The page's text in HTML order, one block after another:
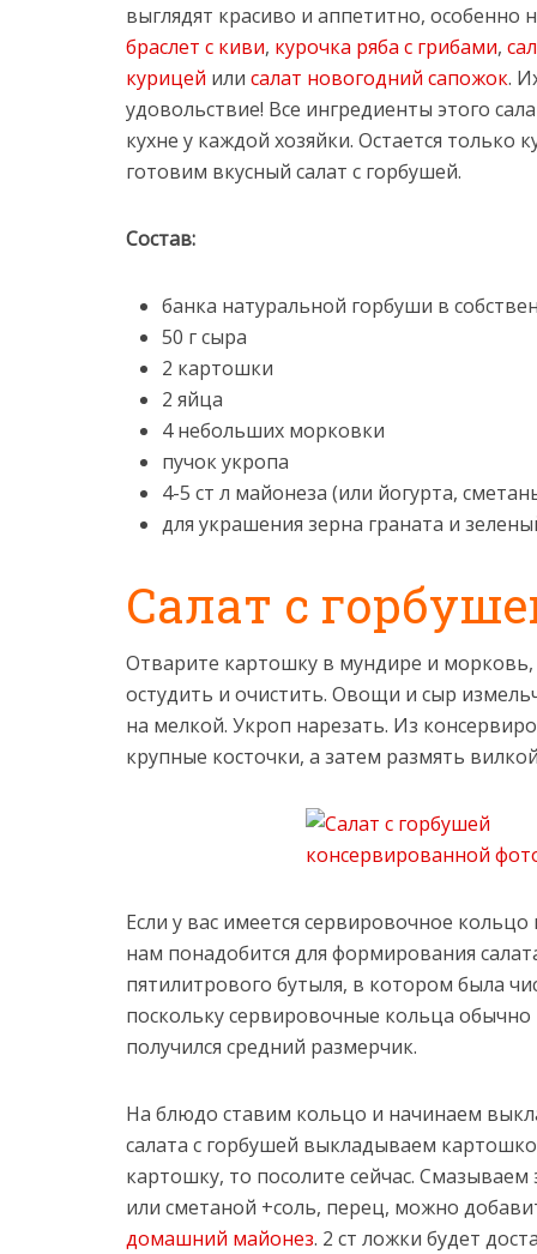
выглядят красиво и аппетитно, особенно
браслет с киви, курочка ряба с грибами,
курицей или салат новогодний сапожок.
удовольствие! Все ингредиенты этого
кухне у каждой хозяйки. Остается только
готовим вкусный салат с горбушей.
Состав:
банка натуральной горбуши в
50 г сыра
2 картошки
2 яйца
4 небольших морковки
пучок укропа
4-5 ст л майонеза (или йогурта,
для украшения зерна граната и
Салат с
Отварите картошку в мундире и морковь,
остудить и очистить. Овощи и сыр
на мелкой. Укроп нарезать. Из
крупные косточки, а затем размять
Если у вас имеется сервировочное
нам понадобится для формирования
пятилитрового бутыля, в котором была
поскольку сервировочные кольца
получился средний размерчик.
На блюдо ставим кольцо и начинаем
салата с горбушей выкладываем
картошку, то посолите сейчас.
или сметаной +соль, перец, можно
домашний майонез. 2 ст ложки будет